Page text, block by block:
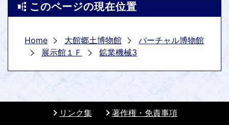
このページの現在位置
Home 大館郷土博物館
バーチャル博物館
展示館１Ｆ
鉱業機械3
リンク集 著作権・免責事項